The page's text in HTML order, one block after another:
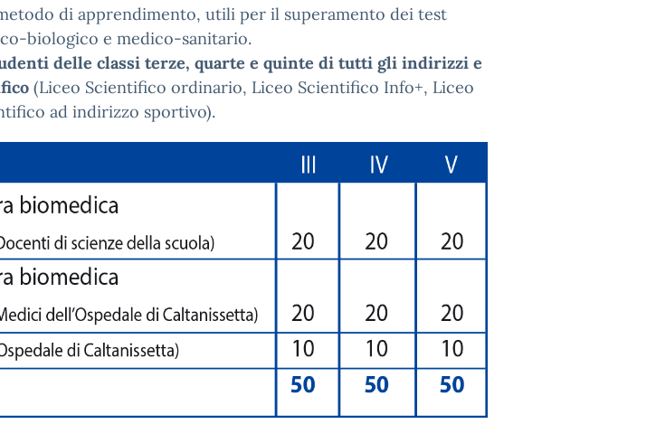
di apprendimento, utili per il superamento dei test
biologico e medico-sanitario.
delle classi terze, quarte e quinte di tutti gli indirizzi e
(Liceo Scientifico ordinario, Liceo Scientifico Info+, Liceo
ad indirizzo sportivo).